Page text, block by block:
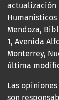
actualización
Humanísticos
Mendoza,
1, Avenida
Monterrey,
última
Las
son